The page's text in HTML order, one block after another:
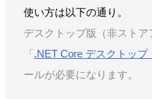
使い方は以下の通り。
デスクトップ版（非ストア
「.NET Core デスクトップ
ールが必要になります。